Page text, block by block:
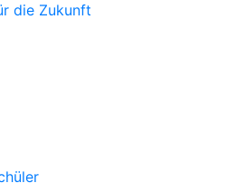
die Zukunft